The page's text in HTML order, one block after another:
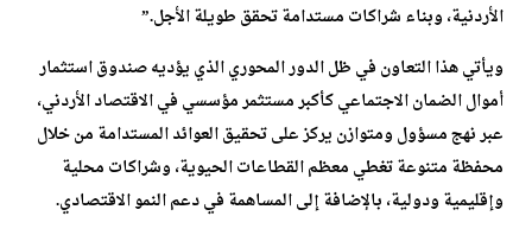
الأردنية، وبناء شراكات مستدامة تحقق طويلة الأجل.”
ويأتي هذا التعاون في ظل الدور المحوري الذي يؤديه صندوق استثمار
أموال الضمان الاجتماعي كأكبر مستثمر مؤسسي في الاقتصاد الأردني،
عبر نهج مسؤول ومتوازن يركز على تحقيق العوائد المستدامة من خلال
محفظة متنوعة تغطي معظم القطاعات الحيوية، وشراكات محلية
وإقليمية ودولية، بالإضافة إلى المساهمة في دعم النمو الاقتصادي.